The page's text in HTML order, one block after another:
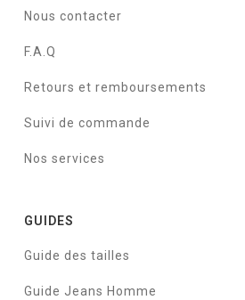
Nous contacter
F.A.Q
Retours et remboursements
Suivi de commande
Nos services
GUIDES
Guide des tailles
Guide Jeans Homme